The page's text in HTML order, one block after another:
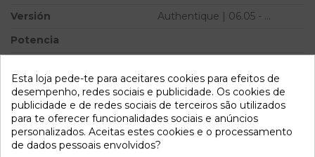
Versión
Authentique | 06.05 - ...
Potencia
Authentique | 06.05 - ...
Referência 720650
Disponível a partir de: 2022-04-04
Esta loja pede-te para aceitares cookies para efeitos de
desempenho, redes sociais e publicidade. Os cookies de
publicidade e de redes sociais de terceiros são utilizados
para te oferecer funcionalidades sociais e anúncios
personalizados. Aceitas estes cookies e o processamento
de dados pessoais envolvidos?